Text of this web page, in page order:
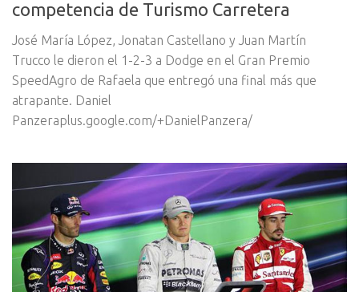
competencia de Turismo Carretera
José María López, Jonatan Castellano y Juan Martín
Trucco le dieron el 1-2-3 a Dodge en el Gran Premio
SpeedAgro de Rafaela que entregó una final más que
atrapante. Daniel
Panzeraplus.google.com/+DanielPanzera/